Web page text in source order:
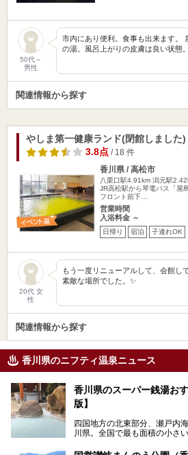
50代～
男性
市内にあり便利。食事も出来ます。
の湯。風呂上がりの皮膚は良い状態
関連情報から探す
やしま第一健康ランド(閉館しました)
3.8点/ 18 件
香川県 / 高松市
八栗口駅4.91km 潟元駅
JR高松駅から琴電バス「屋
フロント前下…
営業時間
入浴料金 ～
日帰り 宿泊 子連れOK
20代 女
性
もう一度リニューアルして、会館し
素敵な場所でした。✨️
関連情報から探す
香川県のニフティ温泉ニュース
香川県のスーパー銭湯お
版】
四国地方の北東部分、瀬戸内
川県。全国で最も面積の小さ
オリーブ、和三盆、製塩や醤